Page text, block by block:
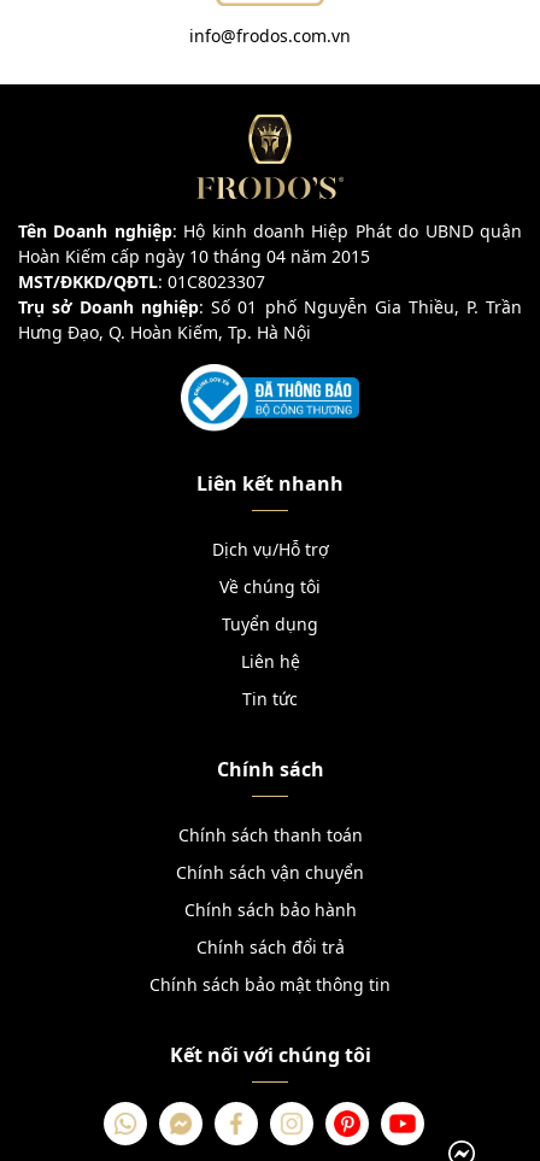
info@frodos.com.vn
Tên Doanh nghiệp: Hộ kinh doanh Hiệp Phát do UBND quận
Hoàn Kiếm cấp ngày 10 tháng 04 năm 2015
MST/ĐKKD/QĐTL: 01C8023307
Trụ sở Doanh nghiệp: Số 01 phố Nguyễn Gia Thiều, P. Trần
Hưng Đạo, Q. Hoàn Kiếm, Tp. Hà Nội
Liên kết nhanh
Dịch vụ/Hỗ trợ
Về chúng tôi
Tuyển dụng
Liên hệ
Tin tức
Chính sách
Chính sách thanh toán
Chính sách vận chuyển
Chính sách bảo hành
Chính sách đổi trả
Chính sách bảo mật thông tin
Kết nối với chúng tôi